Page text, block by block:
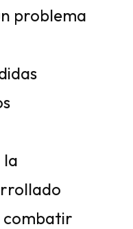
problema
combatir